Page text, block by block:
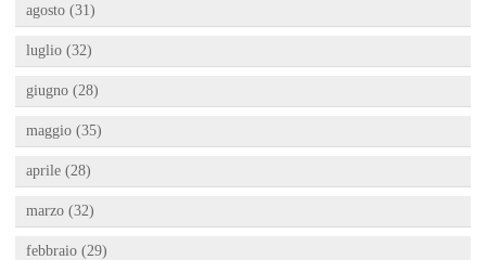
agosto (31)
luglio (32)
giugno (28)
maggio (35)
aprile (28)
marzo (32)
febbraio (29)